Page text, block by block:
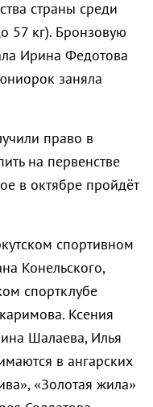
страны среди
57 кг). Бронзовую
Ирина Федотова
заняла
право в
на первенстве
в октябре пройдёт
спортивном
Конельского,
спортклубе
Ксения
Шалаева, Илья
в ангарских
«Золотая жила»